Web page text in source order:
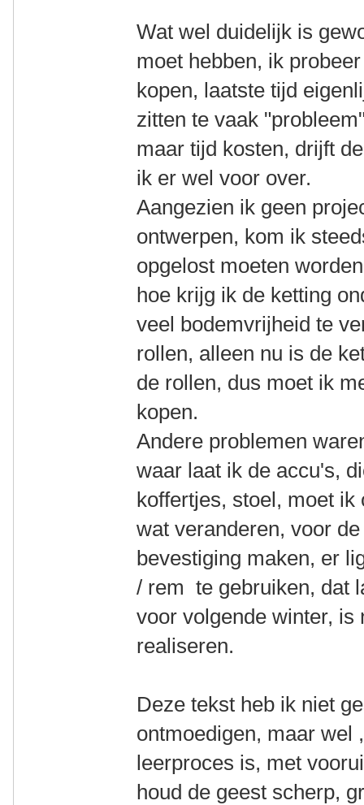
Wat wel duidelijk is
moet hebben, ik
kopen, laatste tijd
zitten te vaak
maar tijd kosten, drijft
ik er wel voor over.
Aangezien ik geen
ontwerpen, kom ik
opgelost moeten
hoe krijg ik de ketting
veel bodemvrijheid te
rollen, alleen nu is de
de rollen, dus moet ik
kopen.
Andere problemen
waar laat ik de accu's,
koffertjes, stoel, moet
wat veranderen, voor
bevestiging maken, er
/ rem te gebruiken, dat
voor volgende winter, is
realiseren.
Deze tekst heb ik niet
ontmoedigen, maar wel
leerproces is, met
houd de geest scherp,